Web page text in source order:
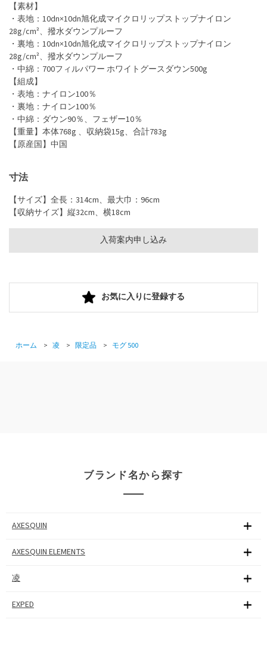
入荷案内申し込み
【素材】
・表地：10dn×10dn旭化成マイクロリップストップナイロン
28g/cm²、撥水ダウンプルーフ
・裏地：10dn×10dn旭化成マイクロリップストップナイロン
28g/cm²、撥水ダウンプルーフ
・中綿：700フィルパワー ホワイトグースダウン500g
【組成】
・表地：ナイロン100％
・裏地：ナイロン100％
・中綿：ダウン90％、フェザー10％
【重量】本体768g 、収納袋15g、合計783g
【原産国】中国
寸法
【サイズ】全長：314cm、最大巾：96cm
【収納サイズ】縦32cm、横18cm
お気に入りに登録する
ホーム > 凌 > 限定品 > モグ 500
ブランド名から探す
AXESQUIN
AXESQUIN ELEMENTS
凌
EXPED